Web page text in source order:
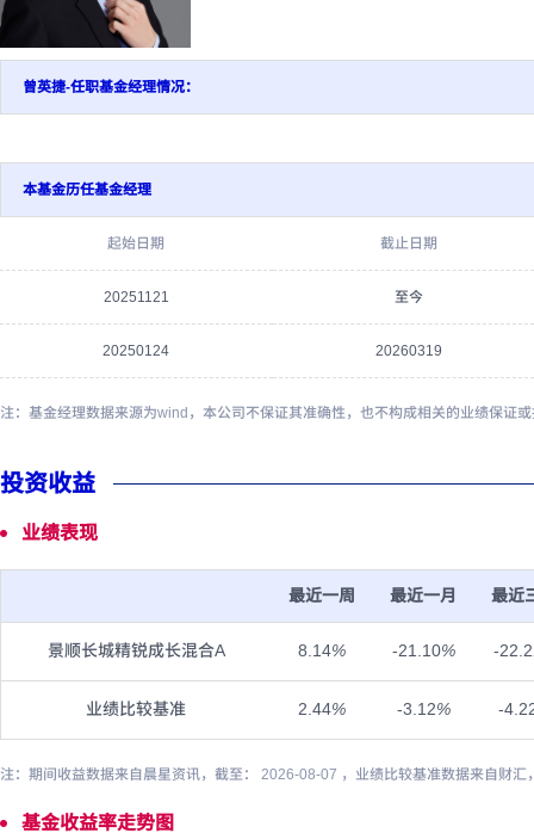
曾英捷-任职基金经理情况：
本基金历任基金经理
起始日期 截止日期
20251121 至今
20250124 20260319
注：基金经理数据来源为wind，本公司不保证其准确性，也不构成相关的业绩保证
投资收益
业绩表现
最近一周 最近一月 最近
景顺长城精锐成长混合A 8.14% -21.10% -
业绩比较基准 2.44% -3.12% -
注：期间收益数据来自晨星资讯，截至： 2026-08-07 ，业绩比较基准数据来自财
基金收益率走势图